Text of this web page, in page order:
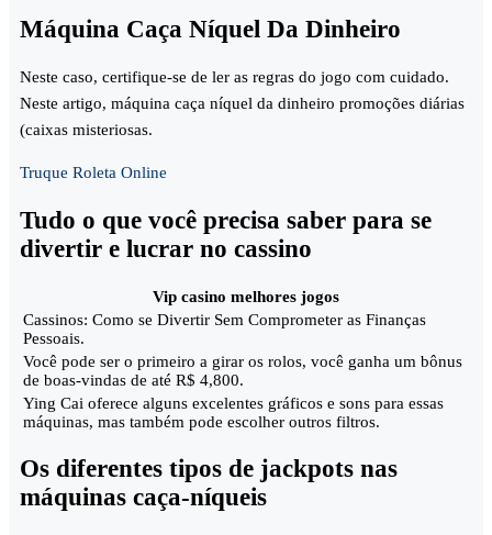
Máquina Caça Níquel Da Dinheiro
Neste caso, certifique-se de ler as regras do jogo com cuidado.
Neste artigo, máquina caça níquel da dinheiro promoções diárias
(caixas misteriosas.
Truque Roleta Online
Tudo o que você precisa saber para se
divertir e lucrar no cassino
Vip casino melhores jogos
Cassinos: Como se Divertir Sem Comprometer as Finanças
Pessoais.
Você pode ser o primeiro a girar os rolos, você ganha um bônus
de boas-vindas de até R$ 4,800.
Ying Cai oferece alguns excelentes gráficos e sons para essas
máquinas, mas também pode escolher outros filtros.
Os diferentes tipos de jackpots nas
máquinas caça-níqueis